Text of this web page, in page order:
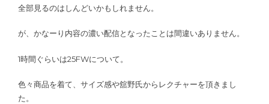
全部見るのはしんどいかもしれません。
が、かなーり内容の濃い配信となったことは間違いありません。
1時間ぐらいは25FWについて。
色々商品を着て、サイズ感や舘野氏からレクチャーを頂きまし
た。